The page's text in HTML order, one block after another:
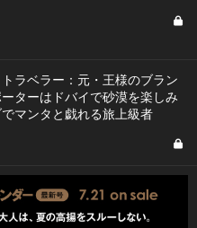
ラベラー：元・王様のブラン
ターはドバイで砂漠を楽しみ
マンタと戯れる旅上級者